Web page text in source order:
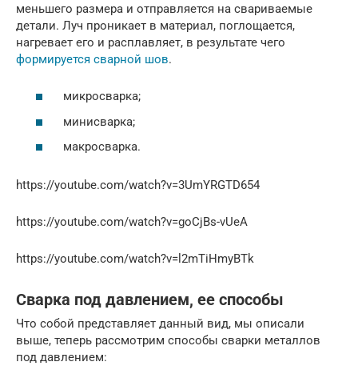
меньшего размера и отправляется на свариваемые
детали. Луч проникает в материал, поглощается,
нагревает его и расплавляет, в результате чего
формируется сварной шов.
микросварка;
минисварка;
макросварка.
https://youtube.com/watch?v=3UmYRGTD654
https://youtube.com/watch?v=goCjBs-vUeA
https://youtube.com/watch?v=l2mTiHmyBTk
Сварка под давлением, ее способы
Что собой представляет данный вид, мы описали
выше, теперь рассмотрим способы сварки металлов
под давлением: